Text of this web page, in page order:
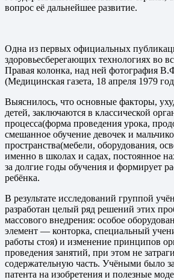
вопрос её дальнейшее развитие.
Одна из первых официальных
здоровьесберегающих технологиях во
Правая колонка, над ней фотография
(Медицинская газета, 18 апреля 1979
Выяснилось, что основные факторы,
детей, заключаются в классической
процесса(форма проведения урока,
смешанное обучение девочек и
пространства(мебели, оборудования,
именно в школах и садах, постоянное
за долгие годы обучения и формирует
ребёнка.
В результате исследований группой
разработан целый ряд решений этих
массового внедрения: особое
элемент — конторка, специальный
работы стоя) и изменение принципов
проведения занятий, при этом не
содержательную часть. Учёными было
патента на изобретения и полезные